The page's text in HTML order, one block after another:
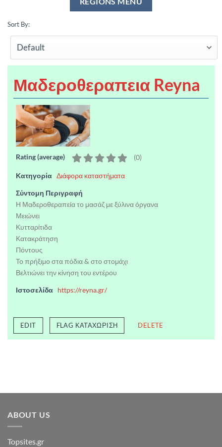
Sort By:
Μαδεροθεραπεια Reyna
Rating (average) (0)
Κατηγορία Διάφορα καταστήματα
Σύντομη Περιγραφή
Η Μαδεροθεραπεία το μασάζ με ξύλινα όργανα
Μειώνει
Κυτταρίτιδα
Κατακράτηση
Πόντους
Το πρήξιμο στα πόδια & στο στομάχι
Βελτιώνει την κίνηση του εντέρου
Ιστοσελίδα https://reyna.gr/
EDIT FLAG ΚΑΤΑΧΏΡΙΣΗ DELETE
ABOUT US
Topsites.gr